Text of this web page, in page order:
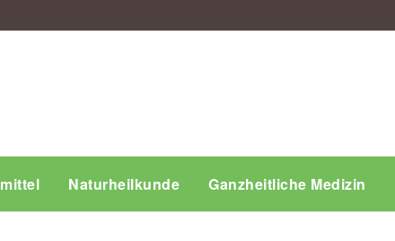
Naturheilkunde Ganzheitliche Medizin